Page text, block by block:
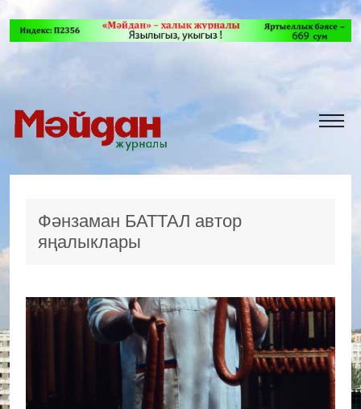
Фәнзаман БАТТАЛ автор
яңалыклары